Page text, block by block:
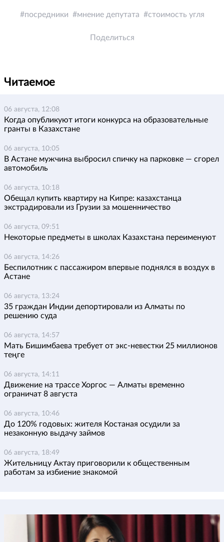
посредники мнение депутата стоимость угля
Поделиться
Читаемое
06 августа, 12:08
Когда опубликуют итоги конкурса на образовательные
гранты в Казахстане
06 августа, 10:05
В Астане мужчина выбросил спичку на парковке — сгорел
автомобиль
06 августа, 10:18
Обещал купить квартиру на Кипре: казахстанца
экстрадировали из Грузии за мошенничество
06 августа, 09:51
Некоторые предметы в школах Казахстана переименуют
06 августа, 14:26
Беспилотник с пассажиром впервые поднялся в воздух в
Астане
06 августа, 13:24
35 граждан Индии депортировали из Алматы по
решению суда
06 августа, 14:57
Мать Бишимбаева требует от экс-невестки 25 миллионов
теңге
06 августа, 14:11
Движение на трассе Хоргос — Алматы временно
ограничат 8 августа
06 августа, 10:46
До 120% годовых: жителя Костаная осудили за
незаконную выдачу займов
06 августа, 18:49
Жительницу Актау приговорили к общественным
работам за избиение знакомой